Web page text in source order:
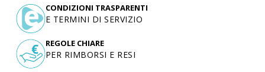
CONDIZIONI TRASPARENTI
E TERMINI DI SERVIZIO
REGOLE CHIARE
PER RIMBORSI E RESI